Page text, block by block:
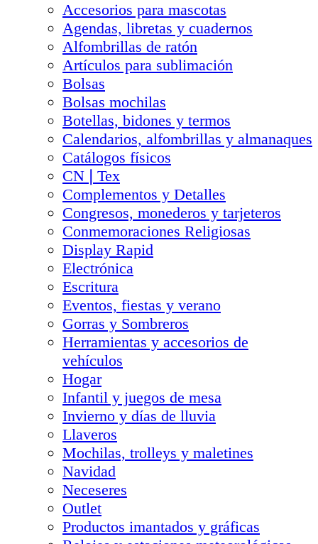
Accesorios para mascotas
Agendas, libretas y cuadernos
Alfombrillas de ratón
Artículos para sublimación
Bolsas
Bolsas mochilas
Botellas, bidones y termos
Calendarios, alfombrillas y almanaques
Catálogos físicos
CN❘Tex
Complementos y Detalles
Congresos, monederos y tarjeteros
Conmemoraciones Religiosas
Display Rapid
Electrónica
Escritura
Eventos, fiestas y verano
Gorras y Sombreros
Herramientas y accesorios de
vehículos
Hogar
Infantil y juegos de mesa
Invierno y días de lluvia
Llaveros
Mochilas, trolleys y maletines
Navidad
Neceseres
Outlet
Productos imantados y gráficas